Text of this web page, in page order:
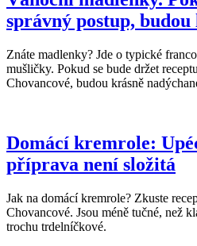
správný postup,
Znáte madlenky? Jde o typické
mušličky. Pokud se bude držet
Chovancové, budou krásně
Domácí kremrole:
příprava není složitá
Jak na domácí kremrole? Zkuste
Chovancové. Jsou méně tučné, než
trochu trdelníčkové.